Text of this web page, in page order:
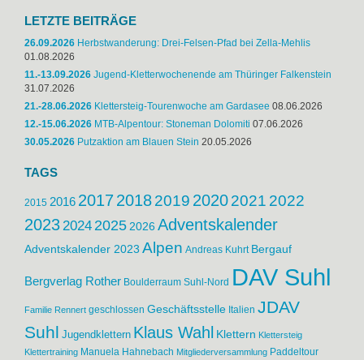
LETZTE BEITRÄGE
26.09.2026 Herbstwanderung: Drei-Felsen-Pfad bei Zella-Mehlis
01.08.2026
11.-13.09.2026 Jugend-Kletterwochenende am Thüringer Falkenstein
31.07.2026
21.-28.06.2026 Klettersteig-Tourenwoche am Gardasee 08.06.2026
12.-15.06.2026 MTB-Alpentour: Stoneman Dolomiti 07.06.2026
30.05.2026 Putzaktion am Blauen Stein 20.05.2026
TAGS
2015 2016 201720182019 20202021 2022
2023 2024 2025 2026 Adventskalender
Adventskalender 2023 Alpen Andreas Kuhrt Bergauf
Bergverlag Rother Boulderraum Suhl-Nord DAV Suhl
Familie Rennert geschlossen Geschäftsstelle Italien JDAV
Suhl Jugendklettern Klaus Wahl Klettern Klettersteig
Klettertraining Manuela Hahnebach Mitgliederversammlung Paddeltour